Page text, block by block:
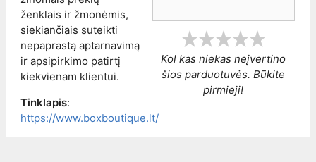
Kol kas niekas neįvertino
šios parduotuvės. Būkite
pirmieji!
ženklais ir žmonėmis,
siekiančiais suteikti
nepaprastą aptarnavimą
ir apsipirkimo patirtį
kiekvienam klientui.
Tinklapis:
https://www.boxboutique.lt/